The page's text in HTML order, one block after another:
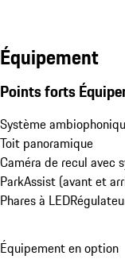
Équipement
Points forts
Système
Toit panoramique
Caméra de recul avec
ParkAssist (avant et
Phares à LED
Équipement en option